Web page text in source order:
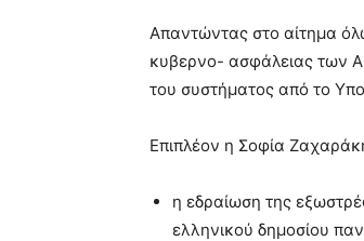
Απαντώντας στο αίτημα
κυβερνο- ασφάλειας των
του συστήματος από το
Επιπλέον η Σοφία
η εδραίωση της
ελληνικού δημοσίου